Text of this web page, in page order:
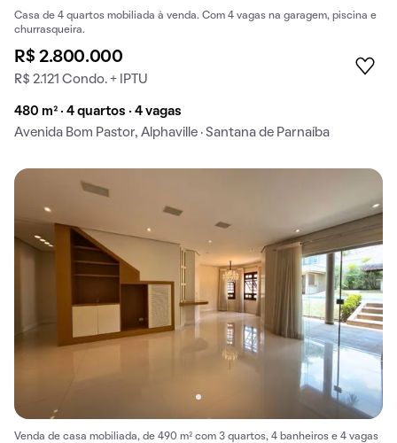
Casa de 4 quartos mobiliada à venda. Com 4 vagas na garagem, piscina e
churrasqueira.
R$ 2.800.000
R$ 2.121 Condo. + IPTU
480 m² · 4 quartos · 4 vagas
Avenida Bom Pastor, Alphaville · Santana de Parnaíba
Venda de casa mobiliada, de 490 m² com 3 quartos, 4 banheiros e 4 vagas